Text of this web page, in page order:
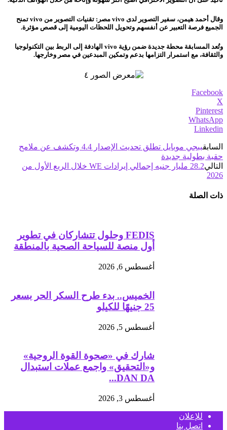
وقال أحمد هيمن، سفير التصوير لدى vivo مصر:
تقنيات التصوير من vivo تمنح
الجميع فرصة التعبير عن أنفسهم وتحويل اللحظات اليومية إلى قصص مؤثرة.
وتُعد المسابقة محطة جديدة ضمن رؤية vivo الهادفة إلى الربط بين التكنولوجيا
والثقافة، مع استمرار التزامها بدعم وتمكين المبدعين في مصر وخارجها.
Facebook
X
Pinterest
WhatsApp
Linkedin
السابق
ببجي موبايل تطلق تحديث الإصدار 4.4 وتكشف عن ملامح
حقبة بطولية جديدة
التالي
28.2 مليار جنيه إجمالي إيرادات WE خلال الربع الأول من
2026
ذات الصلة
FEDIS وحلول تتشاركان في تطوير
أول منصة للسياحة الصحية بالمنطقة
أغسطس 6, 2026
الخميس.. بدء طرح السكر الحر بسعر
25 جنيهًا للكيلو
أغسطس 5, 2026
شارك في «صحوة القوة الروحية»
و«التحقيق» واجمع عملات استبدال
DAN DA...
أغسطس 3, 2026
للإعلان
اتصل بنا